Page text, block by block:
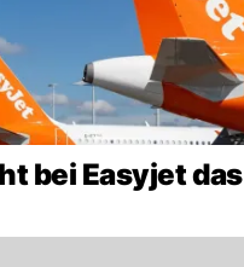
bei Easyjet das